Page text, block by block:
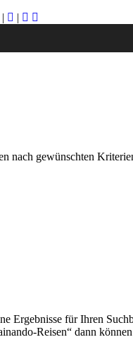
| |
nach gewünschten
Ergebnisse für Ihren
Reisen“ dann